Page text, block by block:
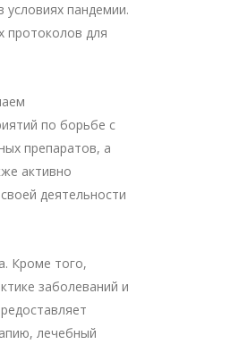
пандемии.
протоколов для
по борьбе с
препаратов, а
активно
деятельности
Кроме того,
заболеваний и
лечебный